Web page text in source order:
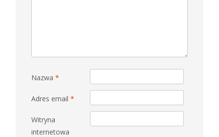
Nazwa *
Adres email *
Witryna
internetowa